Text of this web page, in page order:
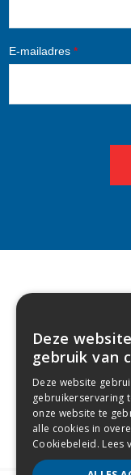
E-mailadres *
Deze
gebruik van
Deze website
gebruikerservaring
onze website te
alle cookies in
Cookiebeleid. Lees